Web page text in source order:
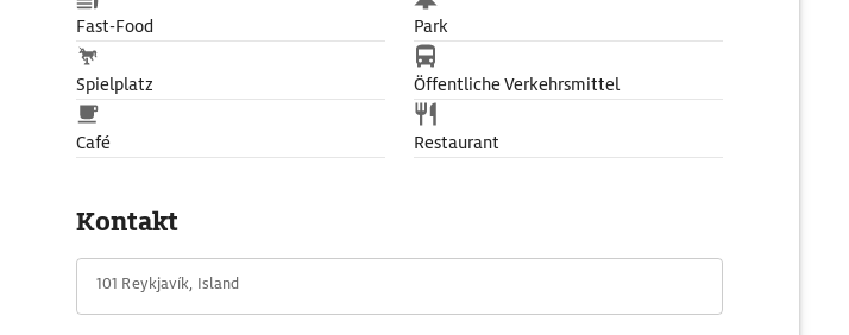
untergebracht.
Fast-Food Park
Spielplatz Öffentliche Verkehrsmittel
Café Restaurant
Kontakt
101 Reykjavík, Island